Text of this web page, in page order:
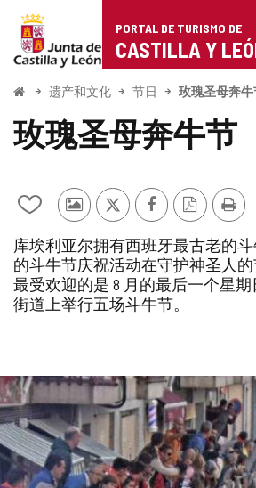
Portal
de
Turismo
de
Castilla
León
PORTAL DE TURISMO DE
CASTILLA Y
开
遗产和文化 节日 玫瑰圣母奔牛
玫瑰圣母奔牛节
从
的
笔
记
本
删
除
其
游
客
的
照
推
Facebook
PDF
本
打
库埃利亚尔拥有西班牙最古老的
的斗牛节庆祝活动在守护神圣人
最受欢迎的是 8 月的最后一个星
街道上举行五场斗牛节。
图
片
库
幻
灯
片
数
量:
3